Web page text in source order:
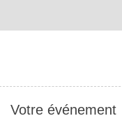
Votre événement